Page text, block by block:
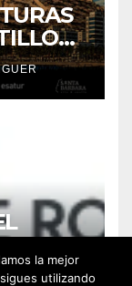
la mejor
utilizando